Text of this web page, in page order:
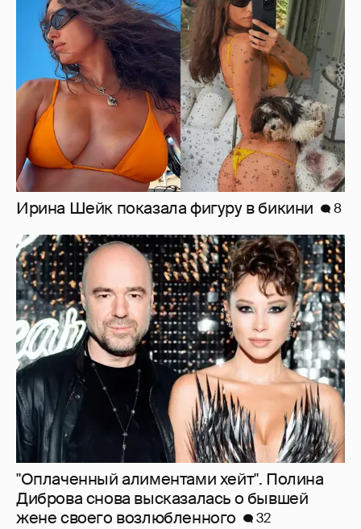
Ирина Шейк показала фигуру в бикини 8
"Оплаченный алиментами хейт". Полина
Диброва снова высказалась о бывшей
жене своего возлюбленного
32